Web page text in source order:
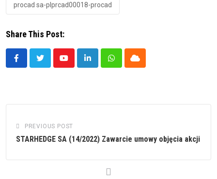
procad sa-plprcad00018-procad
Share This Post:
YoutubeLinkedInWhatsappCloud
PREVIOUS POST
STARHEDGE SA (14/2022) Zawarcie umowy objęcia akcji